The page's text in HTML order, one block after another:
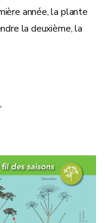
année, la plante
la deuxième, la